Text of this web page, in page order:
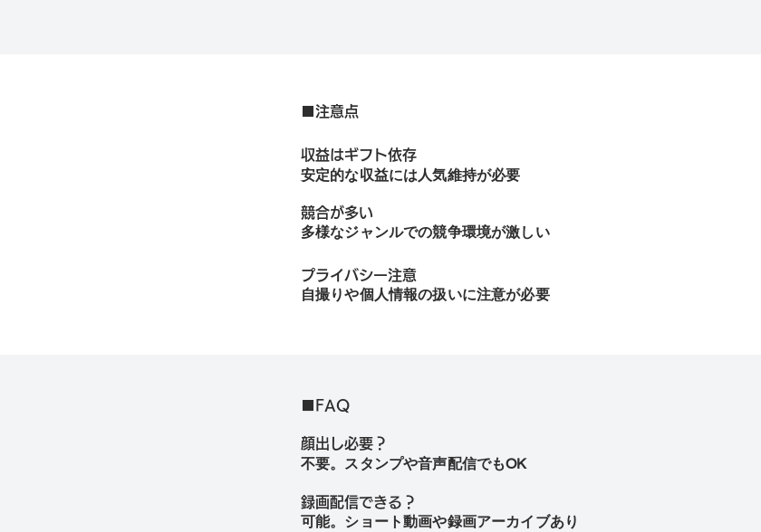
■注意点
収益はギフト依存
安定的な収益には人気維持が必要
競合が多い
多様なジャンルでの競争環境が激しい
プライバシー注意
自撮りや個人情報の扱いに注意が必要
■FAQ
顔出し必要？
不要。スタンプや音声配信でもOK
録画配信できる？
可能。ショート動画や録画アーカイブあり